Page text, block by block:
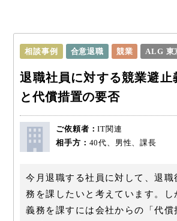
相談事例 合意退職 競業 ALG 東
退職社員に対する競業避止
と代償措置の要否
ご依頼者：IT関連
相手方： 40代、男性、課長
今月退職する社員に対して、退職
務を課したいと考えています。し
義務を課すには会社からの「代償